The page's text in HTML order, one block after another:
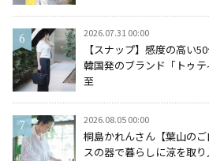
2026.07.31 00:00
【スナップ】感度の高い
韓国発のブランド「トゥ
至
2026.08.05 00:00
桐島かれんさん【葉山の
スの器で暮らしに涼を取り